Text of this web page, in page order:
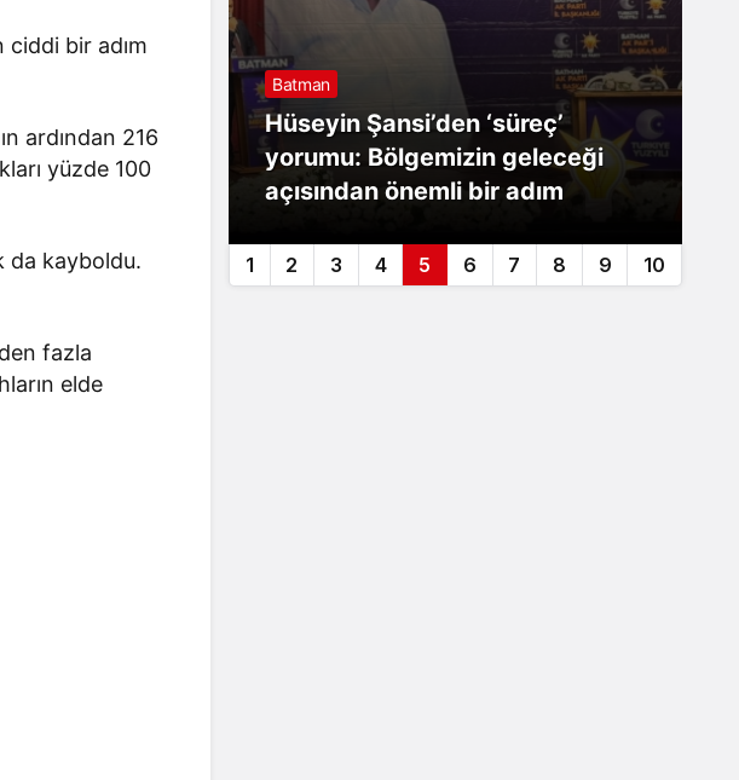
bir adım
ardından 216
yüzde 100
da kayboldu.
fazla
elde
ile
Batman
Hüseyin Şansi’den ‘süreç’
yorumu: Bölgemizin geleceği
açısından önemli bir adım
1 2 3 4 5 6 7 8 9 10